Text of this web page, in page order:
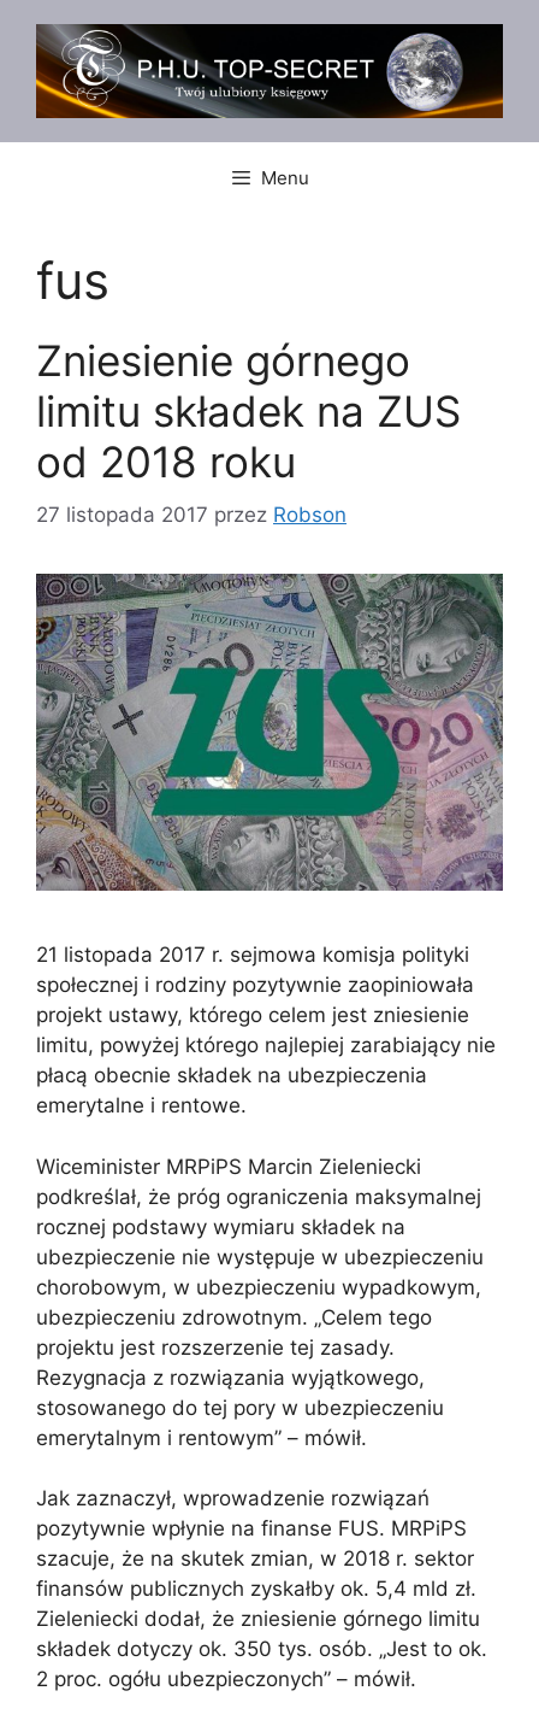
treści
Menu
fus
Zniesienie górnego
limitu składek na ZUS
od 2018 roku
27 listopada 2017 przez Robson
21 listopada 2017 r. sejmowa komisja polityki
społecznej i rodziny pozytywnie zaopiniowała
projekt ustawy, którego celem jest zniesienie
limitu, powyżej którego najlepiej zarabiający nie
płacą obecnie składek na ubezpieczenia
emerytalne i rentowe.
Wiceminister MRPiPS Marcin Zieleniecki
podkreślał, że próg ograniczenia maksymalnej
rocznej podstawy wymiaru składek na
ubezpieczenie nie występuje w ubezpieczeniu
chorobowym, w ubezpieczeniu wypadkowym,
ubezpieczeniu zdrowotnym. „Celem tego
projektu jest rozszerzenie tej zasady.
Rezygnacja z rozwiązania wyjątkowego,
stosowanego do tej pory w ubezpieczeniu
emerytalnym i rentowym” – mówił.
Jak zaznaczył, wprowadzenie rozwiązań
pozytywnie wpłynie na finanse FUS. MRPiPS
szacuje, że na skutek zmian, w 2018 r. sektor
finansów publicznych zyskałby ok. 5,4 mld zł.
Zieleniecki dodał, że zniesienie górnego limitu
składek dotyczy ok. 350 tys. osób. „Jest to ok.
2 proc. ogółu ubezpieczonych” – mówił.